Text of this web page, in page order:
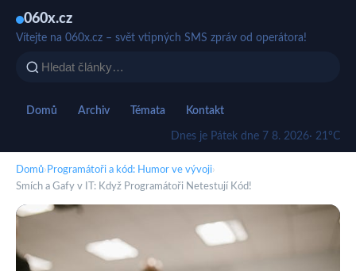
060x.cz
Vítejte na 060x.cz – svět vtipných SMS zpráv od operátora!
Domů Archiv Témata Kontakt
Dnes je Pátek dne 7 8. 2026· 21°C
Domů› Programátoři a kód: Humor ve vývoji›
Smích a Gafy v IT: Když Programátoři Netestují Kód!